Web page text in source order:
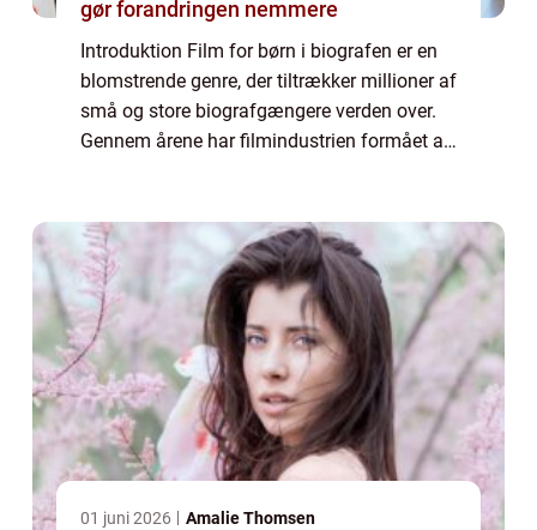
gør forandringen nemmere
Introduktion Film for børn i biografen er en
blomstrende genre, der tiltrækker millioner af
små og store biografgængere verden over.
Gennem årene har filmindustrien formået at
aldre, og biog...
01 juni 2026 Amalie Thomsen